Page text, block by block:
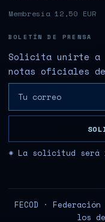
Membresía 12,50 EUR
BOLETÍN DE PRENSA
Solicita unirte a
notas oficiales de
* La solicitud será
FECOD ·
los